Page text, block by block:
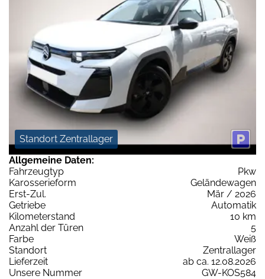
Standort Zentrallager
Allgemeine Daten:
Fahrzeugtyp
Pkw
Karosserieform
Geländewagen
Erst-Zul.
Mär / 2026
Getriebe
Automatik
Kilometerstand
10 km
Anzahl der Türen
5
Farbe
Weiß
Standort
Zentrallager
Lieferzeit
ab ca. 12.08.2026
Unsere Nummer
GW-KOS584